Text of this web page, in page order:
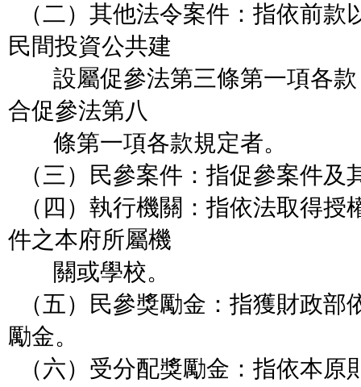
（二）其他法令案件：指依前款
民間投資公共建
設屬促參法第三條第一項各款
合促參法第八
條第一項各款規定者。
（三）民參案件：指促參案件及
（四）執行機關：指依法取得授
件之本府所屬機
關或學校。
（五）民參獎勵金：指獲財政部
勵金。
（六）受分配獎勵金：指依本原